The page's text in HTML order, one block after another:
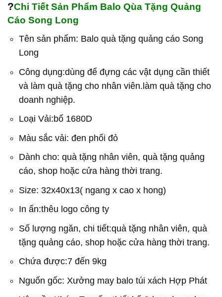
?Chi Tiết Sản Phẩm Balo Qùa Tặng Quảng
Cáo Song Long
Tên sản phẩm: Balo quà tặng quảng cáo Song
Long
Công dụng:dùng để đựng các vật dụng cần thiết
và làm quà tặng cho nhân viên.làm quà tặng cho
doanh nghiệp.
Loại Vải:bố 1680D
Màu sắc vải: đen phối đỏ
Dành cho: quà tặng nhân viên, quà tặng quảng
cáo, shop hoặc cửa hàng thời trang.
Size: 32x40x13( ngang x cao x hong)
In ấn:thêu logo công ty
Số lượng ngăn, chi tiết:quà tặng nhân viên, quà
tặng quảng cáo, shop hoặc cửa hàng thời trang.
Chứa được:7 đến 9kg
Nguốn gốc: Xưởng may balo túi xách Hợp Phát